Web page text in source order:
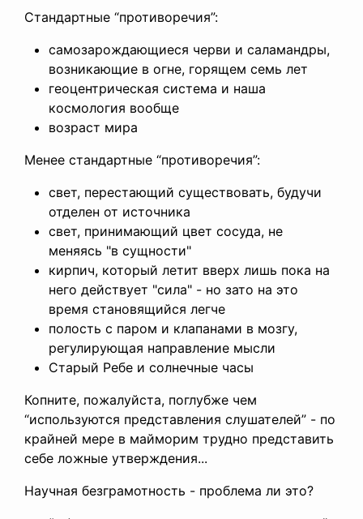
Стандартные “противоречия”:
самозарождающиеся черви и саламандры,
возникающие в огне, горящем семь лет
геоцентрическая система и наша
космология вообще
возраст мира
Менее стандартные “противоречия”:
свет, перестающий существовать, будучи
отделен от источника
свет, принимающий цвет сосуда, не
меняясь "в сущности"
кирпич, который летит вверх лишь пока на
него действует "сила" - но зато на это
время становящийся легче
полость с паром и клапанами в мозгу,
регулирующая направление мысли
Старый Ребе и солнечные часы
Копните, пожалуйста, поглубже чем
“используются представления слушателей” - по
крайней мере в майморим трудно представить
себе ложные утверждения...
Научная безграмотность - проблема ли это?